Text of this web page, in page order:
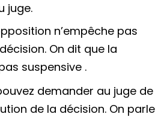
juge.
n’empêche pas
On dit que la
suspensive .
demander au juge de
de la décision. On parle